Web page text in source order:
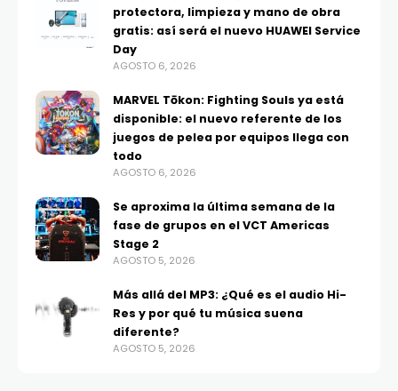
protectora, limpieza y mano de obra
gratis: así será el nuevo HUAWEI Service
Day
AGOSTO 6, 2026
MARVEL Tōkon: Fighting Souls ya está
disponible: el nuevo referente de los
juegos de pelea por equipos llega con
todo
AGOSTO 6, 2026
Se aproxima la última semana de la
fase de grupos en el VCT Americas
Stage 2
AGOSTO 5, 2026
Más allá del MP3: ¿Qué es el audio Hi-
Res y por qué tu música suena
diferente?
AGOSTO 5, 2026